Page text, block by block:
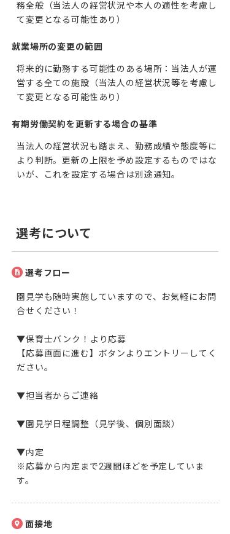
務全般（当法人の経営状況や本人の適性を考慮し
て変更となる可能性あり）
就業場所の変更の範囲
将来的に勤務する可能性のある場所：当法人が運
営する全ての施設（当法人の経営状況等を考慮し
て変更となる可能性あり）
有期労働契約を更新する場合の基準
当法人の経営状況も踏まえ、勤務成績や態度等に
より判断。更新の上限を予め設定するものではな
いが、これを設定する場合は別途通知。
選考について
選考フロー
園見学も随時実施していますので、お気軽にお問
合せください！
▼保育士バンク！より応募
【応募画面に進む】ボタンよりエントリーしてく
ださい。
▼担当者からご連絡
▼園見学日程調整（見学後、個別面談）
▼内定
※応募から内定まで2週間ほどを予定していま
す。
面接地